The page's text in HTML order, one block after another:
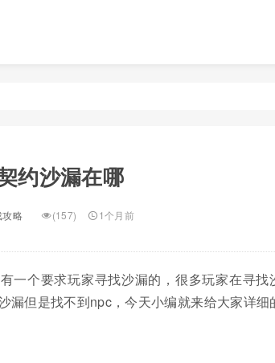
约沙漏在哪
攻略 (157) 1个月前
一个要求玩家寻找沙漏的，很多玩家在寻找
漏但是找不到npc，今天小编就来给大家详细